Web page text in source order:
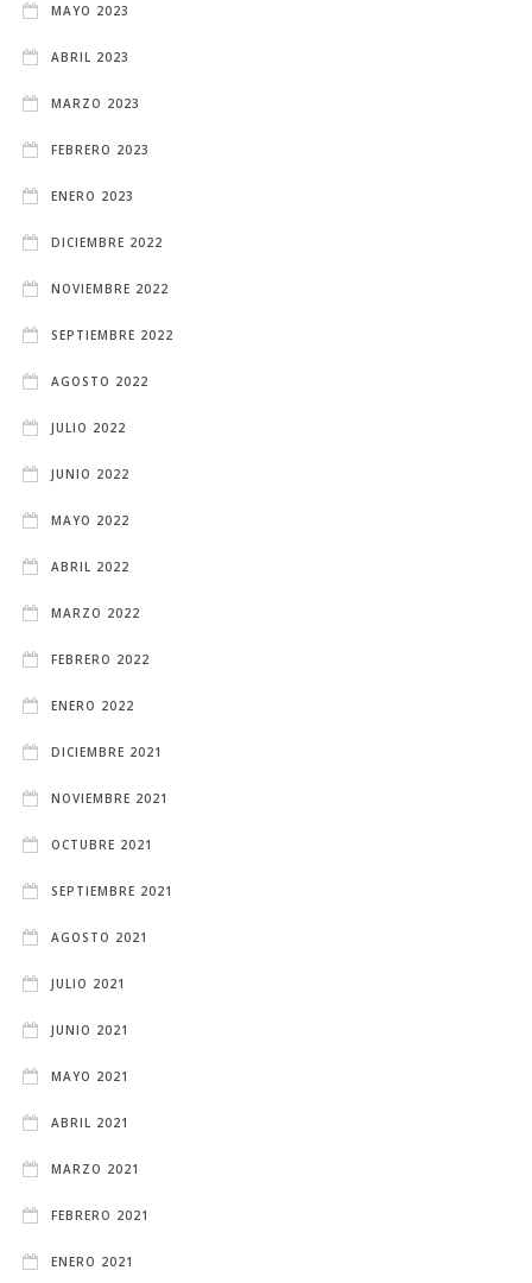
MAYO 2023
ABRIL 2023
MARZO 2023
FEBRERO 2023
ENERO 2023
DICIEMBRE 2022
NOVIEMBRE 2022
SEPTIEMBRE 2022
AGOSTO 2022
JULIO 2022
JUNIO 2022
MAYO 2022
ABRIL 2022
MARZO 2022
FEBRERO 2022
ENERO 2022
DICIEMBRE 2021
NOVIEMBRE 2021
OCTUBRE 2021
SEPTIEMBRE 2021
AGOSTO 2021
JULIO 2021
JUNIO 2021
MAYO 2021
ABRIL 2021
MARZO 2021
FEBRERO 2021
ENERO 2021